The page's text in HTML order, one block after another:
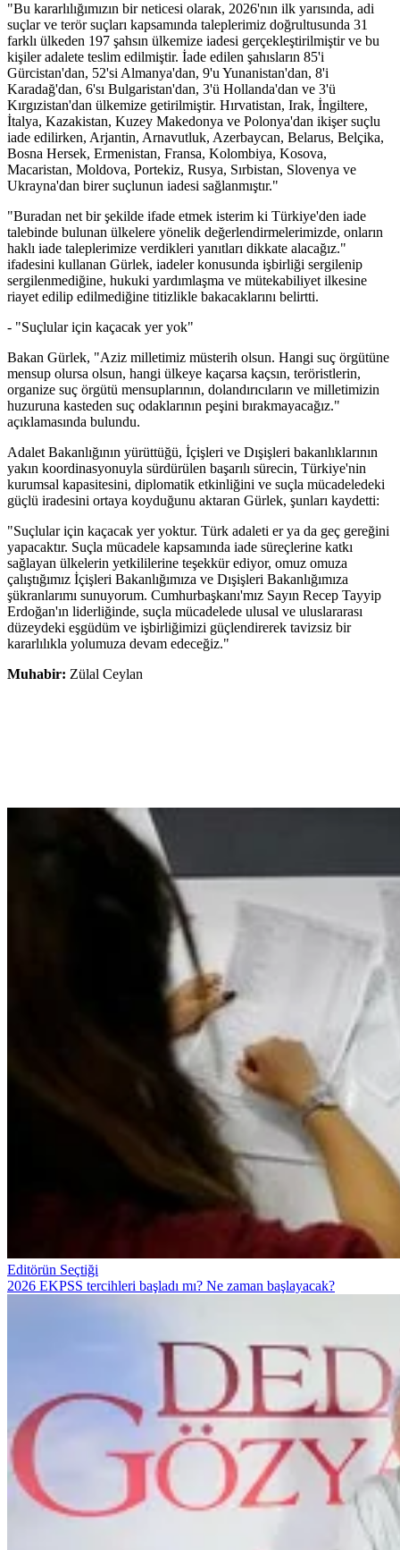
"Bu kararlılığımızın bir neticesi olarak, 2026'nın ilk yarısında, adi
suçlar ve terör suçları kapsamında taleplerimiz doğrultusunda 31
farklı ülkeden 197 şahsın ülkemize iadesi gerçekleştirilmiştir ve bu
kişiler adalete teslim edilmiştir. İade edilen şahısların 85'i
Gürcistan'dan, 52'si Almanya'dan, 9'u Yunanistan'dan, 8'i
Karadağ'dan, 6'sı Bulgaristan'dan, 3'ü Hollanda'dan ve 3'ü
Kırgızistan'dan ülkemize getirilmiştir. Hırvatistan, Irak, İngiltere,
İtalya, Kazakistan, Kuzey Makedonya ve Polonya'dan ikişer suçlu
iade edilirken, Arjantin, Arnavutluk, Azerbaycan, Belarus, Belçika,
Bosna Hersek, Ermenistan, Fransa, Kolombiya, Kosova,
Macaristan, Moldova, Portekiz, Rusya, Sırbistan, Slovenya ve
Ukrayna'dan birer suçlunun iadesi sağlanmıştır."
"Buradan net bir şekilde ifade etmek isterim ki Türkiye'den iade
talebinde bulunan ülkelere yönelik değerlendirmelerimizde, onların
haklı iade taleplerimize verdikleri yanıtları dikkate alacağız."
ifadesini kullanan Gürlek, iadeler konusunda işbirliği sergilenip
sergilenmediğine, hukuki yardımlaşma ve mütekabiliyet ilkesine
riayet edilip edilmediğine titizlikle bakacaklarını belirtti.
- "Suçlular için kaçacak yer yok"
Bakan Gürlek, "Aziz milletimiz müsterih olsun. Hangi suç örgütüne
mensup olursa olsun, hangi ülkeye kaçarsa kaçsın, teröristlerin,
organize suç örgütü mensuplarının, dolandırıcıların ve milletimizin
huzuruna kasteden suç odaklarının peşini bırakmayacağız."
açıklamasında bulundu.
Adalet Bakanlığının yürüttüğü, İçişleri ve Dışişleri bakanlıklarının
yakın koordinasyonuyla sürdürülen başarılı sürecin, Türkiye'nin
kurumsal kapasitesini, diplomatik etkinliğini ve suçla mücadeledeki
güçlü iradesini ortaya koyduğunu aktaran Gürlek, şunları kaydetti:
"Suçlular için kaçacak yer yoktur. Türk adaleti er ya da geç gereğini
yapacaktır. Suçla mücadele kapsamında iade süreçlerine katkı
sağlayan ülkelerin yetkililerine teşekkür ediyor, omuz omuza
çalıştığımız İçişleri Bakanlığımıza ve Dışişleri Bakanlığımıza
şükranlarımı sunuyorum. Cumhurbaşkanı'mız Sayın Recep Tayyip
Erdoğan'ın liderliğinde, suçla mücadelede ulusal ve uluslararası
düzeydeki eşgüdüm ve işbirliğimizi güçlendirerek tavizsiz bir
kararlılıkla yolumuza devam edeceğiz."
Muhabir: Zülal Ceylan
Editörün Seçtiği
2026 EKPSS tercihleri başladı mı? Ne zaman başlayacak?